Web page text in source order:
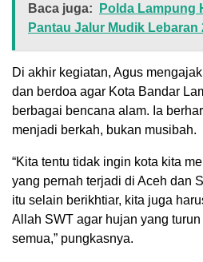
Baca juga:
Polda Lampung
Pantau Jalur Mudik Lebaran
Di akhir kegiatan, Agus
dan berdoa agar Kota Bandar
berbagai bencana alam. Ia
menjadi berkah, bukan musibah.
“Kita tentu tidak ingin kota kita
yang pernah terjadi di Aceh dan
itu selain berikhtiar, kita juga
Allah SWT agar hujan yang
semua,” pungkasnya.